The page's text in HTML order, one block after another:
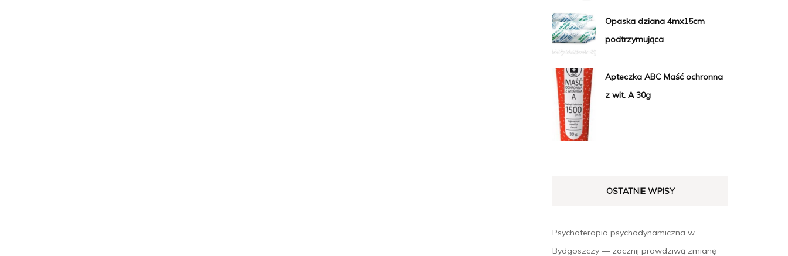
Opaska dziana 4mx15cm
podtrzymująca
Apteczka ABC Maść ochronna
z wit. A 30g
OSTATNIE WPISY
Psychoterapia psychodynamiczna w
Bydgoszczy — zacznij prawdziwą zmianę